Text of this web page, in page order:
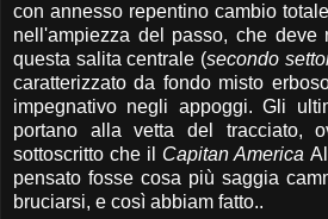
con annesso repentino cambio
nell'ampiezza del passo, che deve
questa salita centrale (secondo
caratterizzato da fondo misto
impegnativo negli appoggi. Gli
portano alla vetta del tracciato,
sottoscritto che il Capitan America
pensato fosse cosa più saggia
bruciarsi, e così abbiam fatto..